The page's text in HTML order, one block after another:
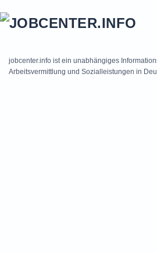
jobcenter.info ist ein unabhängiges
Arbeitsvermittlung und Sozialleistungen in